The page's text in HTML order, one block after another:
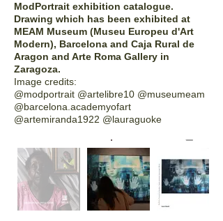
ModPortrait exhibition catalogue.
Drawing which has been exhibited at
MEAM Museum (Museu Europeu d'Art
Modern), Barcelona and Caja Rural de
Aragon and Arte Roma Gallery in
Zaragoza.
Image credits:
@modportrait @artelibre10 @museumeam
@barcelona.academyofart
@artemiranda1922 @lauraguoke